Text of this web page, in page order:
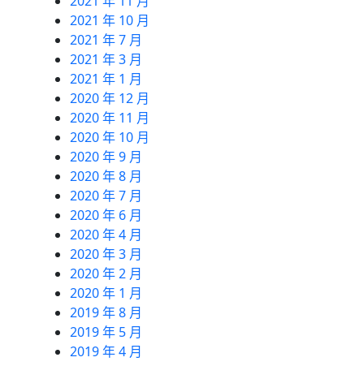
2021 年 10 月
2021 年 7 月
2021 年 3 月
2021 年 1 月
2020 年 12 月
2020 年 11 月
2020 年 10 月
2020 年 9 月
2020 年 8 月
2020 年 7 月
2020 年 6 月
2020 年 4 月
2020 年 3 月
2020 年 2 月
2020 年 1 月
2019 年 8 月
2019 年 5 月
2019 年 4 月